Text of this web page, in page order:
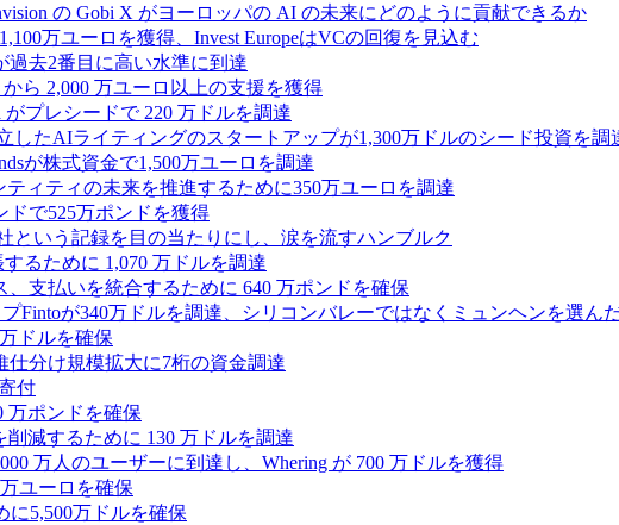
の Gobi X がヨーロッパの AI の未来にどのように貢献できるか
万ユーロを獲得、Invest EuropeはVCの回復を見込む
過去2番目に高い水準に到達
ら 2,000 万ユーロ以上の支援を獲得
プレシードで 220 万ドルを調達
したAIライティングのスタートアップが1,300万ドルのシード投資を調
が株式資金で1,500万ユーロを調達
ィティの未来を推進するために350万ユーロを調達
ドで525万ポンドを獲得
という記録を目の当たりにし、涙を流すハンブルク
るために 1,070 万ドルを調達
支払いを統合するために 640 万ポンドを確保
Fintoが340万ドルを調達、シリコンバレーではなくミュンヘンを選ん
ドルを確保
分け規模拡大に7桁の資金調達
付
万ポンドを確保
減するために 130 万ドルを調達
万人のユーザーに到達し、Whering が 700 万ドルを獲得
ユーロを確保
5,500万ドルを確保